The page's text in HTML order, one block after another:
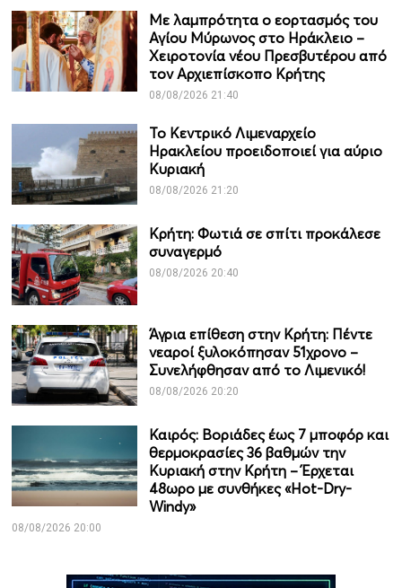
Με λαμπρότητα ο εορτασμός του
Αγίου Μύρωνος στο Ηράκλειο –
Χειροτονία νέου Πρεσβυτέρου από
τον Αρχιεπίσκοπο Κρήτης
08/08/2026 21:40
Το Κεντρικό Λιμεναρχείο
Ηρακλείου προειδοποιεί για αύριο
Κυριακή
08/08/2026 21:20
Κρήτη: Φωτιά σε σπίτι προκάλεσε
συναγερμό
08/08/2026 20:40
Άγρια επίθεση στην Κρήτη: Πέντε
νεαροί ξυλοκόπησαν 51χρονο –
Συνελήφθησαν από το Λιμενικό!
08/08/2026 20:20
Καιρός: Βοριάδες έως 7 μποφόρ και
θερμοκρασίες 36 βαθμών την
Κυριακή στην Κρήτη – Έρχεται
48ωρο με συνθήκες «Hot-Dry-
Windy»
08/08/2026 20:00